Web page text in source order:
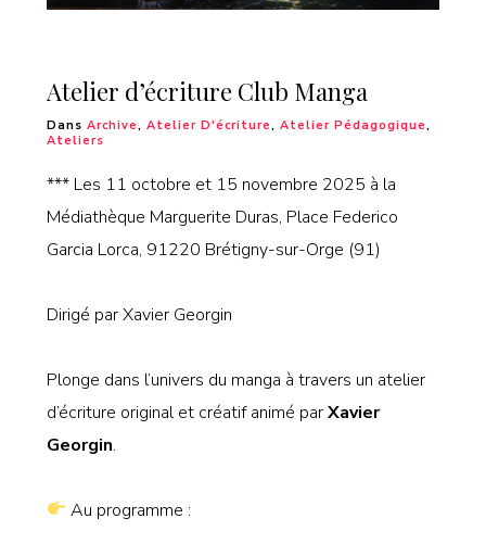
Atelier d’écriture Club Manga
Dans Archive, Atelier D'écriture, Atelier Pédagogique,
Ateliers
*** Les 11 octobre et 15 novembre 2025 à la
Médiathèque Marguerite Duras, Place Federico
Garcia Lorca, 91220 Brétigny-sur-Orge (91)
Dirigé par Xavier Georgin
Plonge dans l’univers du manga à travers un atelier
d’écriture original et créatif animé parXavier
Georgin.
Au programme :